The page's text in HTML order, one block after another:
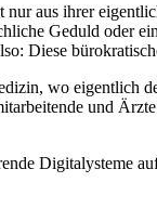
aus ihrer
Geduld oder
Diese
wo eigentlich
und
Digitalysteme